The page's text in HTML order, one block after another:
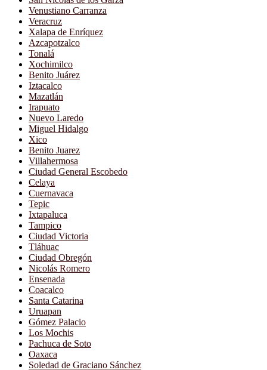
Venustiano Carranza
Veracruz
Xalapa de Enríquez
Azcapotzalco
Tonalá
Xochimilco
Benito Juárez
Iztacalco
Mazatlán
Irapuato
Nuevo Laredo
Miguel Hidalgo
Xico
Benito Juarez
Villahermosa
Ciudad General Escobedo
Celaya
Cuernavaca
Tepic
Ixtapaluca
Tampico
Ciudad Victoria
Tláhuac
Ciudad Obregón
Nicolás Romero
Ensenada
Coacalco
Santa Catarina
Uruapan
Gómez Palacio
Los Mochis
Pachuca de Soto
Oaxaca
Soledad de Graciano Sánchez